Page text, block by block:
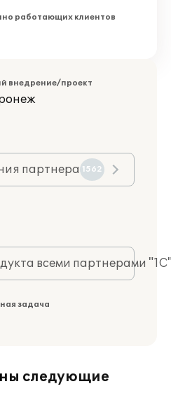
работающих клиентов
внедрение/проект
партнера 1562
всеми партнерами
задача
следующие